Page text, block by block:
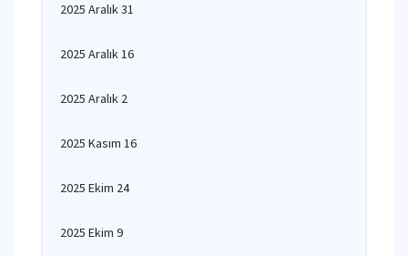
2025 Aralık 31
2025 Aralık 16
2025 Aralık 2
2025 Kasım 16
2025 Ekim 24
2025 Ekim 9